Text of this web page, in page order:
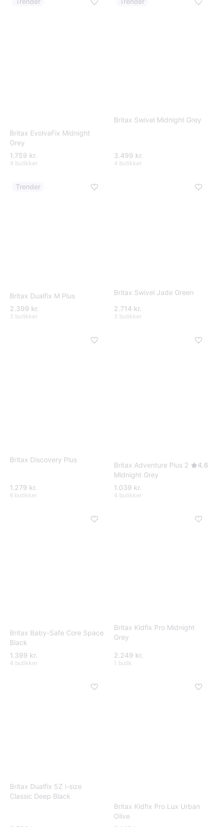
Britax EvolvaFix Midnight
Grey
1.759 kr.
4 butikker
Britax Swivel Midnight Grey
3.499 kr.
4 butikker
Trender
Britax Dualfix M Plus
2.399 kr.
3 butikker
Britax Swivel Jade Green
2.714 kr.
3 butikker
Britax Discovery Plus
1.279 kr.
6 butikker
Britax Adventure Plus 2
Midnight Grey
4.6
1.039 kr.
4 butikker
Britax Baby-Safe Core Space
Black
1.399 kr.
4 butikker
Britax Kidfix Pro Midnight
Grey
2.249 kr.
1 butik
Britax Dualfix 5Z i-size
Classic Deep Black
Britax Kidfix Pro Lux Urban
Olive